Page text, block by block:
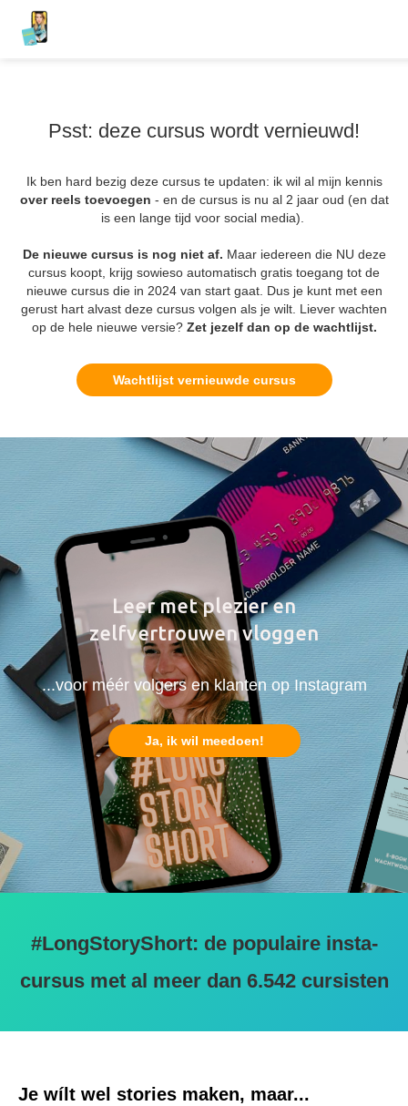
Psst: deze cursus wordt vernieuwd!
Ik ben hard bezig deze cursus te updaten: ik wil al mijn kennis
over reels toevoegen - en de cursus is nu al 2 jaar oud (en dat
is een lange tijd voor social media).
De nieuwe cursus is nog niet af. Maar iedereen die NU deze
cursus koopt, krijg sowieso automatisch gratis toegang tot de
nieuwe cursus die in 2024 van start gaat. Dus je kunt met een
gerust hart alvast deze cursus volgen als je wilt. Liever wachten
op de hele nieuwe versie? Zet jezelf dan op de wachtlijst.
Wachtlijst vernieuwde cursus
Leer met plezier en
zelfvertrouwen vloggen
...voor méér volgers en klanten op Instagram
Ja, ik wil meedoen!
#LongStoryShort: de populaire insta-
cursus met al meer dan 6.542 cursisten
Je wílt wel stories maken, maar...